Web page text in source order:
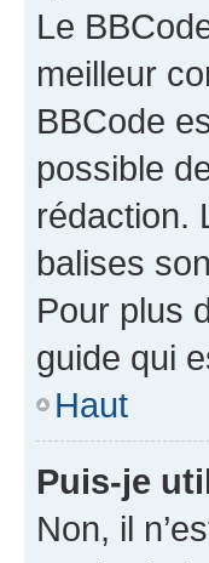
Le
meilleur
BBCode
possible
rédaction.
balises
Pour plus
guide qui
Haut
Puis-je
Non, il